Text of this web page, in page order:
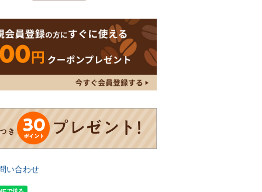
い合わせ